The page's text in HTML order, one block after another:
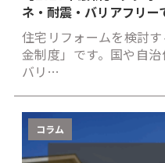
ネ・耐震・バリアフリ
住宅リフォームを検討
金制度」です。国や自
バリ…
コラム